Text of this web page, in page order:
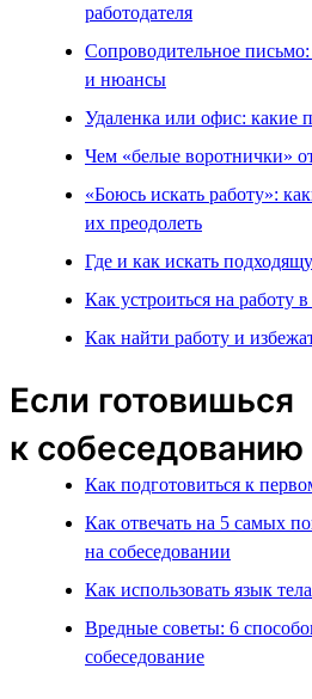
работодателя
Сопроводительное
и нюансы
Удаленка или офис: какие
Чем «белые воротнички»
«Боюсь искать работу»:
их преодолеть
Где и как искать
Как устроиться на работу в
Как найти работу и
Если готовишься
к собеседованию
Как подготовиться к
Как отвечать на 5 самых
на собеседовании
Как использовать язык
Вредные советы: 6
собеседование